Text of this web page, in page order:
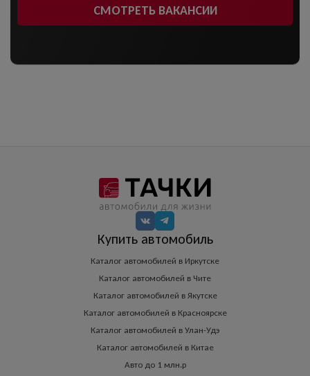
СМОТРЕТЬ ВАКАНСИИ
Купить автомобиль
Каталог автомобилей в Иркутске
Каталог автомобилей в Чите
Каталог автомобилей в Якутске
Каталог автомобилей в Красноярске
Каталог автомобилей в Улан-Удэ
Каталог автомобилей в Китае
Авто до 1 млн.р